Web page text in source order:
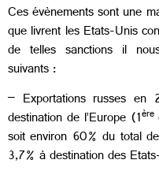
Ces évènements sont une
que livrent les Etats-Unis
de telles sanctions il
suivants :
– Exportations russes
destination de l’Europe (1ère
soit environ 60% du total
3,7% à destination des